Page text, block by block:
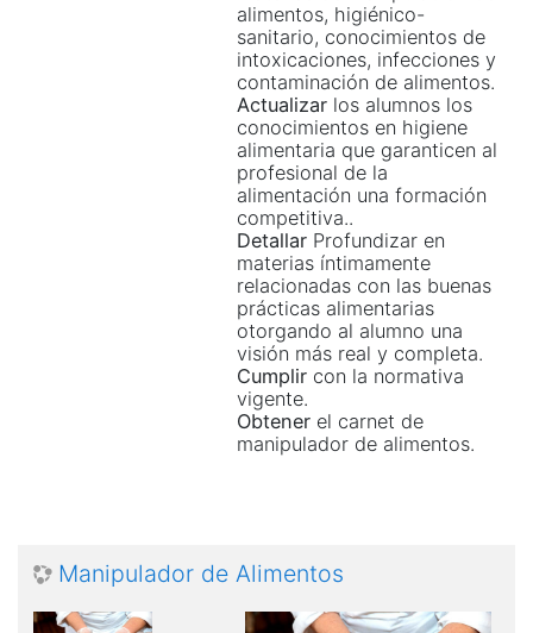
alimentos, higiénico-
sanitario, conocimientos de
intoxicaciones, infecciones y
contaminación de alimentos.
Actualizarlos alumnos los
conocimientos en higiene
alimentaria que garanticen al
profesional de la
alimentación una formación
competitiva..
DetallarProfundizar en
materias íntimamente
relacionadas con las buenas
prácticas alimentarias
otorgando al alumno una
visión más real y completa.
Cumplircon la normativa
vigente.
Obtenerel carnet de
manipulador de alimentos.
Manipulador de Alimentos